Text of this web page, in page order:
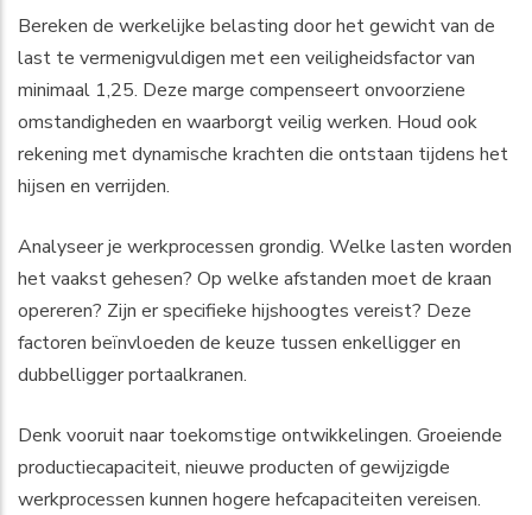
Bereken de werkelijke belasting door het gewicht van de
last te vermenigvuldigen met een veiligheidsfactor van
minimaal 1,25. Deze marge compenseert onvoorziene
omstandigheden en waarborgt veilig werken. Houd ook
rekening met dynamische krachten die ontstaan tijdens het
hijsen en verrijden.
Analyseer je werkprocessen grondig. Welke lasten worden
het vaakst gehesen? Op welke afstanden moet de kraan
opereren? Zijn er specifieke hijshoogtes vereist? Deze
factoren beïnvloeden de keuze tussen enkelligger en
dubbelligger portaalkranen.
Denk vooruit naar toekomstige ontwikkelingen. Groeiende
productiecapaciteit, nieuwe producten of gewijzigde
werkprocessen kunnen hogere hefcapaciteiten vereisen.